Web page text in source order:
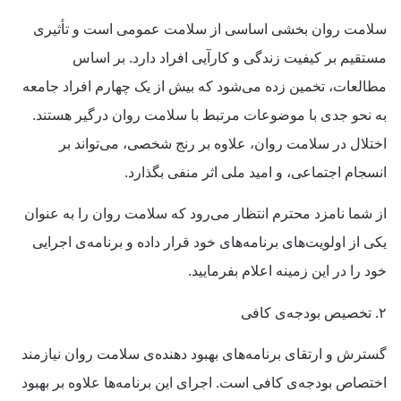
سلامت روان بخشی اساسی از سلامت عمومی است و تأثیری
مستقیم بر کیفیت زندگی و کارآیی افراد دارد. بر اساس
مطالعات، تخمین زده می‌شود که بیش از یک چهارم افراد جامعه
به نحو جدی با موضوعات مرتبط با سلامت روان درگیر هستند.
اختلال در سلامت روان، علاوه بر رنج شخصی، می‌تواند بر
انسجام اجتماعی، و امید ملی اثر منفی بگذارد.
از شما نامزد محترم انتظار می‌رود که سلامت روان را به عنوان
یکی از اولویت‌های برنامه‌های خود قرار داده و برنامه‌ی اجرایی
خود را در این زمینه اعلام بفرمایید.
۲. تخصیص بودجه‌ی کافی
گسترش و ارتقای برنامه‌های بهبود دهنده‌ی سلامت روان نیازمند
اختصاص بودجه‌ی کافی است. اجرای این برنامه‌ها علاوه بر بهبود